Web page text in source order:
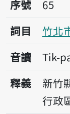
序號
65
詞目
竹北
音讀
Tik-
釋義
新竹
行政